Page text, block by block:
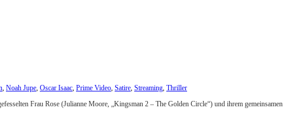
, Noah Jupe, Oscar Isaac, Prime Video, Satire, Streaming, Thriller
Frau Rose (Julianne Moore, „Kingsman 2 – The Golden Circle“) und ihrem gemeinsamen